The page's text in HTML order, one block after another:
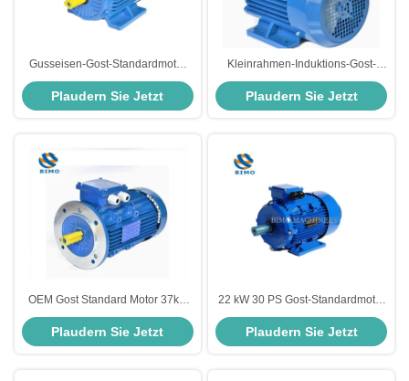
Gusseisen-Gost-Standardmotor
3kw 4HP Wechselstrom-
Dreiphasige asynchrone
Induktions-Elektromotoren
Plaudern Sie Jetzt
Kleinrahmen-Induktions-Gost-
Standardmotor 380V IP55
Asynchroner Wechselstrommotor
Plaudern Sie Jetzt
OEM Gost Standard Motor 37kw
50PS 220V 380V Dreiphasige
Wechselstrom-Induktionsmotor für
Wasserpumpe
Plaudern Sie Jetzt
22 kW 30 PS Gost-Standardmotor
Drei-Phasen-
Induktionsasynchronmotor
Plaudern Sie Jetzt